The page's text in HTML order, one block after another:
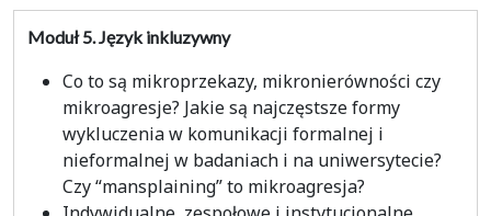
Moduł 5.Język inkluzywny
Co to są mikroprzekazy, mikronierówności czy
mikroagresje? Jakie są najczęstsze formy
wykluczenia w komunikacji formalnej i
nieformalnej w badaniach i na uniwersytecie?
Czy “mansplaining” to mikroagresja?